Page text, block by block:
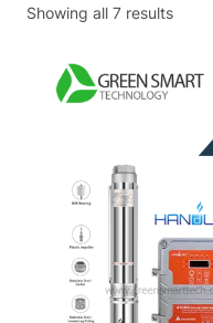
Showing all 7 resultsSorted